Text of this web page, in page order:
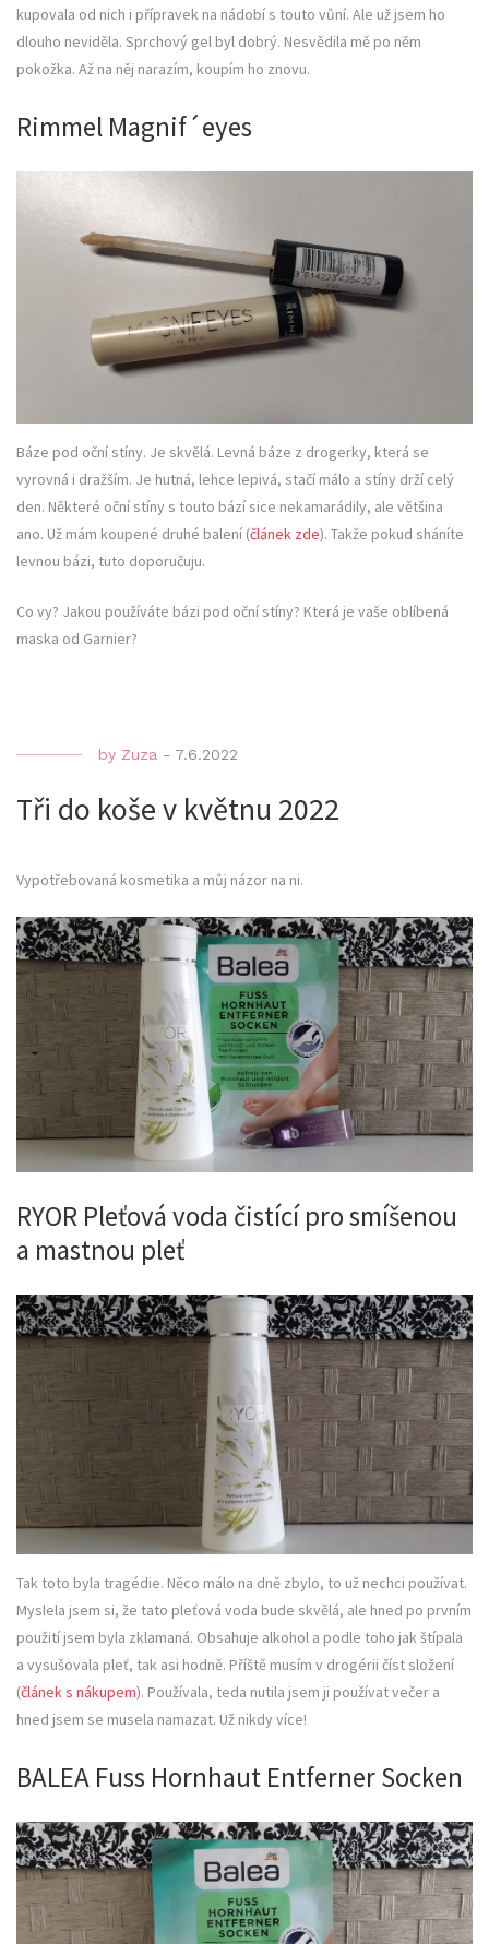
kupovala od nich i přípravek na nádobí s touto vůní. Ale už jsem ho
dlouho neviděla. Sprchový gel byl dobrý. Nesvědila mě po něm
pokožka. Až na něj narazím, koupím ho znovu.
Rimmel Magnif´eyes
Báze pod oční stíny. Je skvělá. Levná báze z drogerky, která se
vyrovná i dražším. Je hutná, lehce lepivá, stačí málo a stíny drží celý
den. Některé oční stíny s touto bází sice nekamarádily, ale většina
ano. Už mám koupené druhé balení (článek zde). Takže pokud sháníte
levnou bázi, tuto doporučuju.
Co vy? Jakou používáte bázi pod oční stíny? Která je vaše oblíbená
maska od Garnier?
by Zuza - 7.6.2022
Tři do koše v květnu 2022
Vypotřebovaná kosmetika a můj názor na ni.
RYOR Pleťová voda čistící pro smíšenou
a mastnou pleť
Tak toto byla tragédie. Něco málo na dně zbylo, to už nechci používat.
Myslela jsem si, že tato pleťová voda bude skvělá, ale hned po prvním
použití jsem byla zklamaná. Obsahuje alkohol a podle toho jak štípala
a vysušovala pleť, tak asi hodně. Příště musím v drogérii číst složení
(článek s nákupem). Používala, teda nutila jsem ji používat večer a
hned jsem se musela namazat. Už nikdy více!
BALEA Fuss Hornhaut Entferner Socken